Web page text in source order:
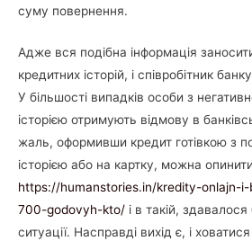
суму повернення.
Адже вся подібна інформація
кредитних історій, і співробітник
У більшості випадків особи з
історією отримують відмову в
жаль, оформивши кредит готівкою з
історією або на картку, можна
https://humanstories.in/kredity-onlajn-
700-godovyh-kto/ і в такій, здавалося
ситуації. Насправді вихід є, і